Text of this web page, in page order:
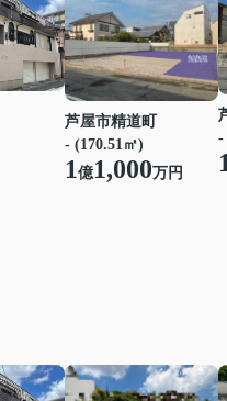
芦屋市精道町
- (170.51㎡)
1億1,000万円
-